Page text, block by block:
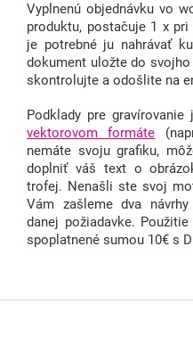
Vyplnenú objednávku vo
produktu, postačuje 1 x
je potrebné ju nahrávať
dokument uložte do
skontrolujte a odošlite na
Podklady pre
vektorovom formáte
nemáte svoju grafiku,
doplniť váš text o
trofej. Nenašli ste svoj
Vám zašleme dva
danej požiadavke.
spoplatnené sumou 10€ s